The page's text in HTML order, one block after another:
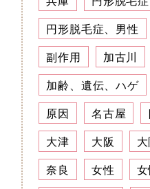
円形脱毛症、男性
副作用
加古川
加齢、遺伝、ハゲ
原因
名古屋
大津
大阪
奈良
女性